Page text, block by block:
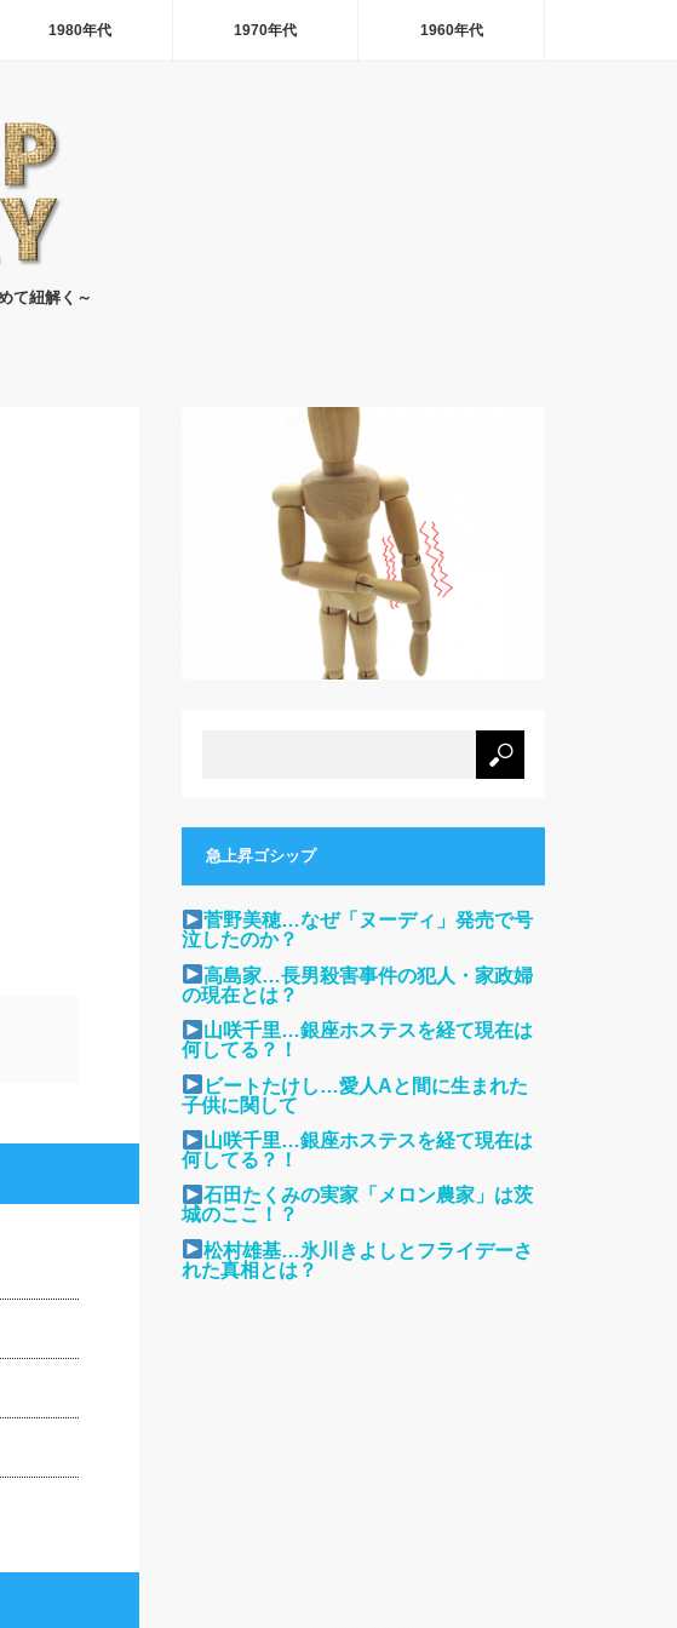
1980年代 1970年代 1960年代
て紐解く～
急上昇ゴシップ
菅野美穂…なぜ「ヌーディ」発売で号
泣したのか？
高島家…長男殺害事件の犯人・家政婦
の現在とは？
山咲千里…銀座ホステスを経て現在は
何してる？！
ビートたけし…愛人Aと間に生まれた
子供に関して
山咲千里…銀座ホステスを経て現在は
何してる？！
石田たくみの実家「メロン農家」は茨
城のここ！？
松村雄基…氷川きよしとフライデーさ
れた真相とは？